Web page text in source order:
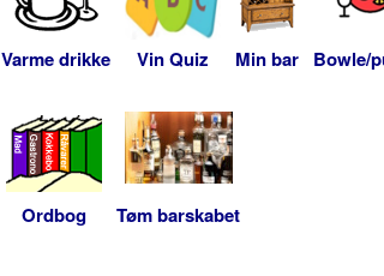
Varme drikke Vin Quiz Min bar Bowle/
Ordbog Tøm barskabet